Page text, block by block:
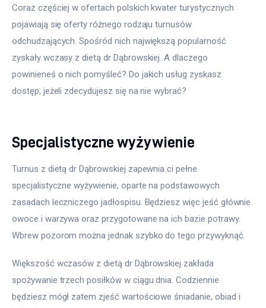
Uroda
Zdrowie
Więcej
Coraz częściej w ofertach polskich kwater turystycznych
pojawiają się oferty różnego rodzaju turnusów
odchudzających. Spośród nich największą popularność
zyskały wczasy z dietą dr Dąbrowskiej. A dlaczego
powinieneś o nich pomyśleć? Do jakich usług zyskasz
dostęp, jeżeli zdecydujesz się na nie wybrać?
Specjalistyczne wyżywienie
Turnus z dietą dr Dąbrowskiej zapewnia ci pełne
specjalistyczne wyżywienie, oparte na podstawowych
zasadach leczniczego jadłospisu. Będziesz więc jeść głównie
owoce i warzywa oraz przygotowane na ich bazie potrawy.
Wbrew pozorom można jednak szybko do tego przywyknąć.
Większość wczasów z dietą dr Dąbrowskiej zakłada
spożywanie trzech posiłków w ciągu dnia. Codziennie
będziesz mógł zatem zjeść wartościowe śniadanie, obiad i